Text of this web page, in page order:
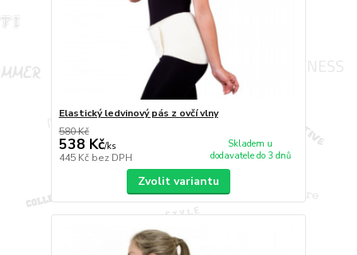
Elastický ledvinový pás z ovčí vlny
580 Kč
538 Kč/ks
445 Kč bez DPH
Skladem u
dodavatele do 3 dnů
Zvolit variantu